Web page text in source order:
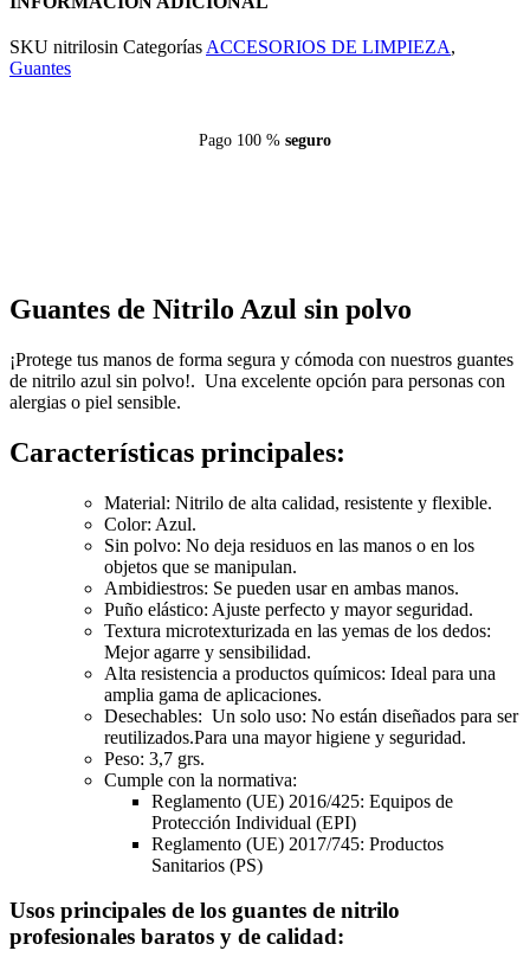
SKU nitrilosin Categorías ACCESORIOS DE LIMPIEZA,
Guantes
Pago 100 % seguro
Guantes de Nitrilo Azul sin polvo
¡Protege tus manos de forma segura y cómoda con nuestros guantes
de nitrilo azul sin polvo!. Una excelente opción para personas con
alergias o piel sensible.
Características principales:
Material: Nitrilo de alta calidad, resistente y flexible.
Color: Azul.
Sin polvo: No deja residuos en las manos o en los
objetos que se manipulan.
Ambidiestros: Se pueden usar en ambas manos.
Puño elástico: Ajuste perfecto y mayor seguridad.
Textura microtexturizada en las yemas de los dedos:
Mejor agarre y sensibilidad.
Alta resistencia a productos químicos: Ideal para una
amplia gama de aplicaciones.
Desechables: Un solo uso: No están diseñados para ser
reutilizados.Para una mayor higiene y seguridad.
Peso: 3,7 grs.
Cumple con la normativa:
Reglamento (UE) 2016/425: Equipos de
Protección Individual (EPI)
Reglamento (UE) 2017/745: Productos
Sanitarios (PS)
Usos principales de los guantes de nitrilo
profesionales baratos y de calidad: